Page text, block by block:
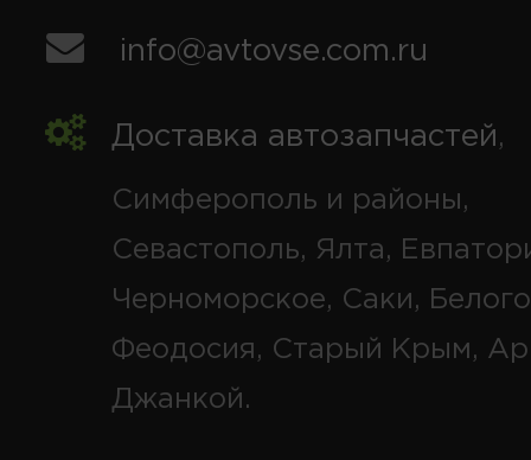
info@avtovse.com.ru
Доставка автозапчастей,
Симферополь и районы,
Севастополь, Ялта,
Черноморское, Саки,
Феодосия, Старый Крым,
Джанкой.